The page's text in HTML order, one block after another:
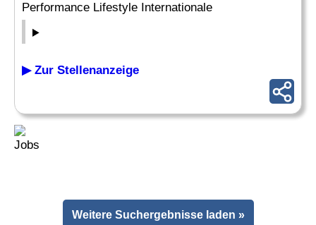
Performance Lifestyle Internationale
▶ Zur Stellenanzeige
Weitere Suchergebnisse laden »